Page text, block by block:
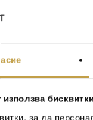
за да